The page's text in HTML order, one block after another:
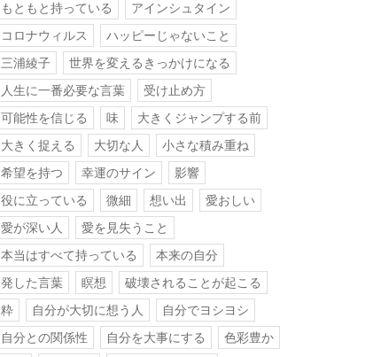
もともと持っている
アインシュタイン
コロナウィルス
ハッピーじゃないこと
三浦綾子
世界を変えるきっかけになる
人生に一番必要な言葉
受け止め方
可能性を信じる
味
大きくジャンプする前
大きく捉える
大切な人
小さな積み重ね
希望を持つ
幸運のサイン
影響
役に立っている
微細 想い出
愛おしい
愛が深い人
愛を見失うこと
本当はすべて持っている
本来の自分
発した言葉
瞑想
破壊されることが起こる
粋
自分が大切に想う人
自分でヨシヨシ
自分との関係性
自分を大事にする
色彩豊か